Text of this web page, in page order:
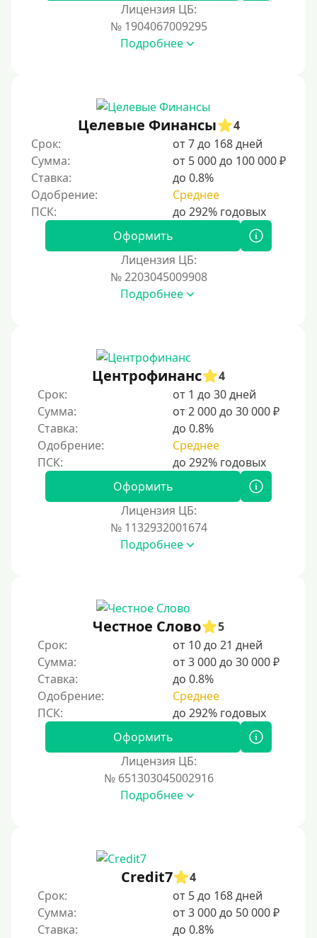
Лицензия ЦБ:
№ 1904067009295
Подробнее
Целевые Финансы
4
Срок:
от 7 до 168 дней
Сумма:
от 5 000 до 100 000 ₽
Ставка:
до 0.8%
Одобрение:
Среднее
Оформить
Лицензия ЦБ:
№ 2203045009908
Подробнее
Центрофинанс
4
Срок:
от 1 до 30 дней
Сумма:
от 2 000 до 30 000 ₽
Ставка:
до 0.8%
Одобрение:
Среднее
Оформить
Лицензия ЦБ:
№ 1132932001674
Подробнее
Честное Слово
5
Срок:
от 10 до 21 дней
Сумма:
от 3 000 до 30 000 ₽
Ставка:
до 0.8%
Одобрение:
Среднее
Оформить
Лицензия ЦБ:
№ 651303045002916
Подробнее
Credit7
4
Срок:
от 5 до 168 дней
Сумма:
от 3 000 до 50 000 ₽
Ставка:
до 0.8%